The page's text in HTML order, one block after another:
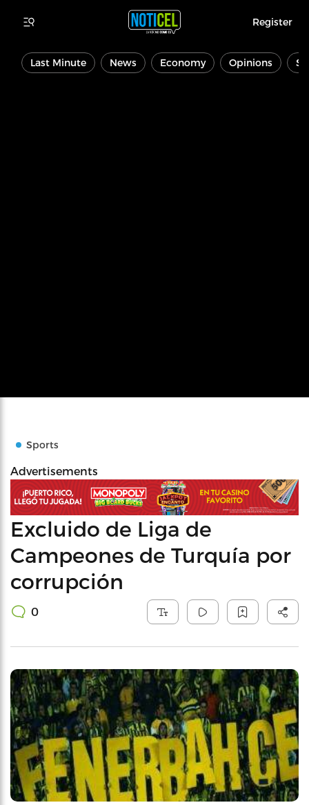
Register
Last Minute News Economy Opinions
Sports
Advertisements
Excluido de Liga de
Campeones de Turquía por
corrupción
0